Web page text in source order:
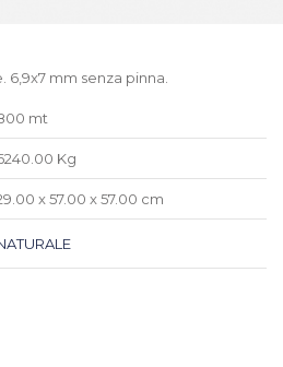
mm senza pinna.
mt
Kg
x 57.00 x 57.00 cm